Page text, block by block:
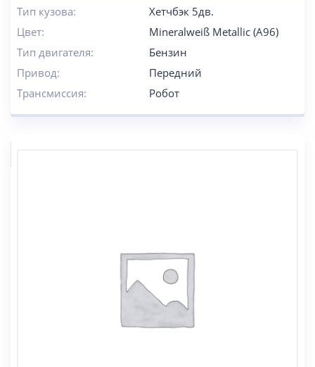
Тип кузова:
Хетчбэк 5дв.
Цвет:
Mineralweiß Metallic (A96)
Тип двигателя:
Бензин
Привод:
Передний
Трансмиссия:
Робот